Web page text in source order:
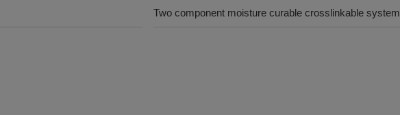
Two component moisture curable crosslinkable system